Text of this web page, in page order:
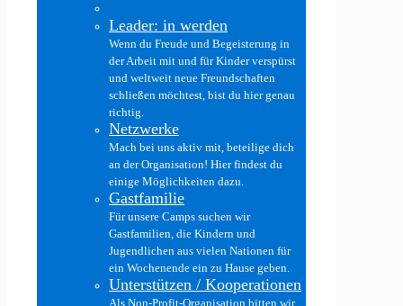
Leader: in werden
Wenn du Freude und Begeisterung in
der Arbeit mit und für Kinder verspürst
und weltweit neue Freundschaften
schließen möchtest, bist du hier genau
richtig.
Netzwerke
Mach bei uns aktiv mit, beteilige dich
an der Organisation! Hier findest du
einige Möglichkeiten dazu.
Gastfamilie
Für unsere Camps suchen wir
Gastfamilien, die Kindern und
Jugendlichen aus vielen Nationen für
ein Wochenende ein zu Hause geben.
Unterstützen / Kooperationen
Als Non-Profit-Organisation bitten wir